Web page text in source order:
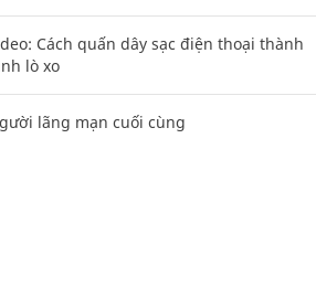
Cách quấn dây sạc điện thoại thành
lò xo
lãng mạn cuối cùng